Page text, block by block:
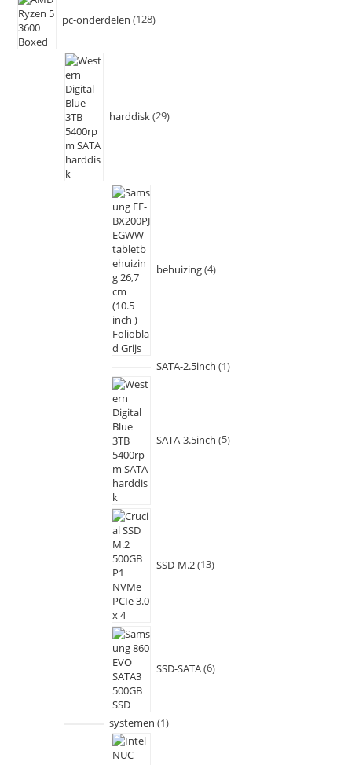
pc-onderdelen 128
harddisk 29
behuizing 4
SATA-2.5inch 1
SATA-3.5inch 5
SSD-M.2 13
SSD-SATA 6
systemen 1